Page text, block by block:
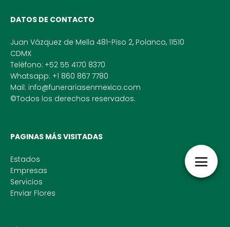
DATOS DE CONTACTO
Juan Vázquez de Mella 481-Piso 2, Polanco, 11510
CDMX
Teléfono: +52 55 4170 8370
Whatsapp: +1 860 867 7780
Mail: info@funerariasenmexico.com
©Todos los derechos reservados.
PAGINAS MÁS VISITADAS
Estados
Empresas
Servicios
Enviar Flores